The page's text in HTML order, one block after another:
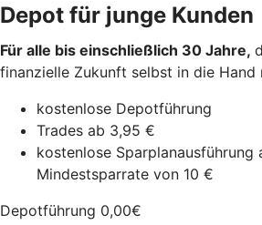
Depot für junge Kunden
Für alle bis einschließlich 30 Jahre,
finanzielle Zukunft selbst in die Hand
kostenlose Depotführung
Trades ab 3,95 €
kostenlose Sparplanausführung
Mindestsparrate von 10 €
Depotführung 0,00€